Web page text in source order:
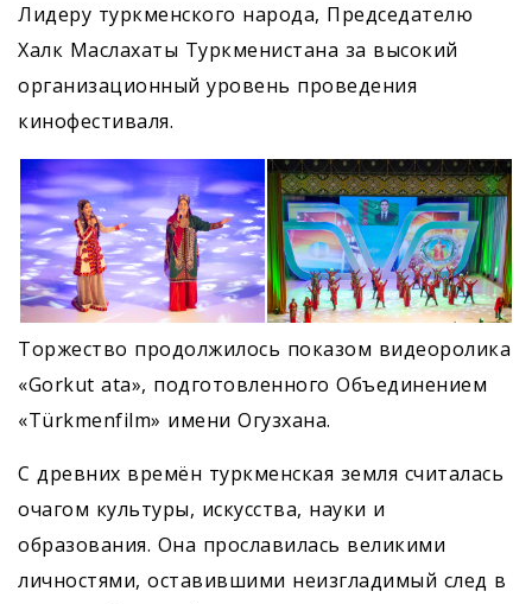
Лидеру туркменского народа, Председателю
Халк Маслахаты Туркменистана за высокий
организационный уровень проведения
кинофестиваля.
Торжество продолжилось показом видеоролика
«Gorkut ata», подготовленного Объединением
«Türkmenfilm» имени Огузхана.
С древних времён туркменская земля считалась
очагом культуры, искусства, науки и
образования. Она прославилась великими
личностями, оставившими неизгладимый след в